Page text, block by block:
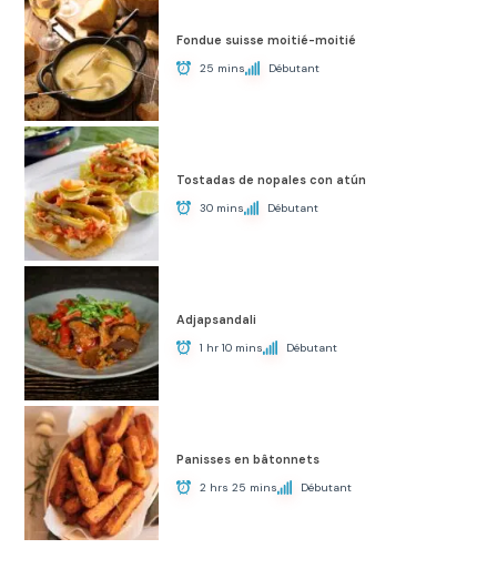
Fondue suisse moitié-moitié
25 mins Débutant
Tostadas de nopales con atún
30 mins Débutant
Adjapsandali
1 hr 10 mins Débutant
Panisses en bâtonnets
2 hrs 25 mins Débutant